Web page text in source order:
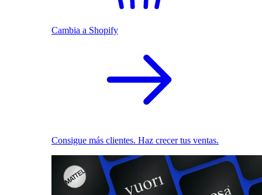
Cambia a Shopify
Consigue más clientes. Haz crecer tus ventas.